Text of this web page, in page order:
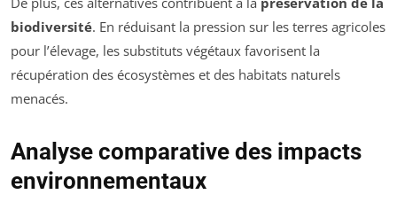
biodiversité. En réduisant la pression sur les terres agricoles
pour l’élevage, les substituts végétaux favorisent la
récupération des écosystèmes et des habitats naturels
menacés.
Analyse comparative des impacts
environnementaux